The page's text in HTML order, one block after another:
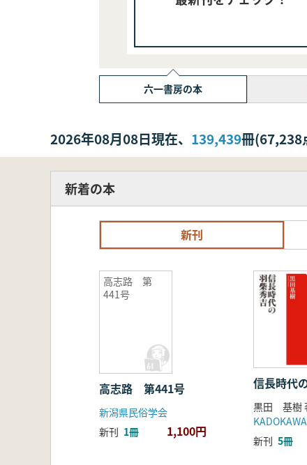
六一書房の本
2026年08月08日現在、 139,439冊(67,238
新着の本
新刊
高志路 第
441号
高志路 第441号
新潟県民俗学会
新刊 1冊 1,100円
信長時代
黒田 基樹
KADOKAWA
新刊 5冊